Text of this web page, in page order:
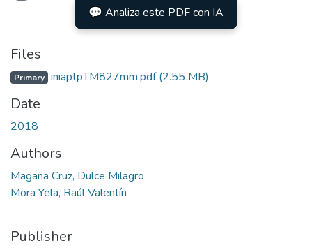
💬 Analiza este PDF con IA
Files
Primary iniaptpTM827mm.pdf(2.55 MB)
Date
2018
Authors
Magaña Cruz, Dulce Milagro
Mora Yela, Raúl Valentín
Publisher